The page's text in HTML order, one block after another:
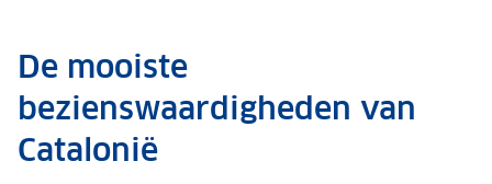
De mooiste
bezienswaardigheden van
Catalonië